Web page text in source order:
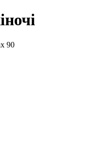
90